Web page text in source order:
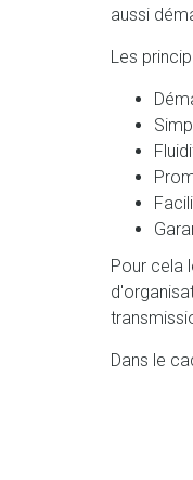
aussi
Les
Pour cela
Dans le